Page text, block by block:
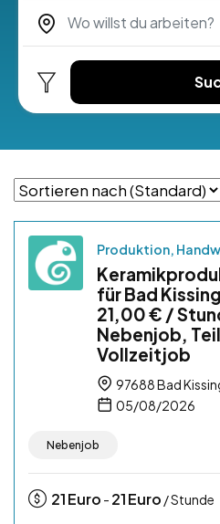
Produktion,
für Bad
21,00 € /
Nebenjob,
Vollzeitjob
97688 Bad
05/08/2026
Nebenjob
21Euro - 21Euro / Stunde